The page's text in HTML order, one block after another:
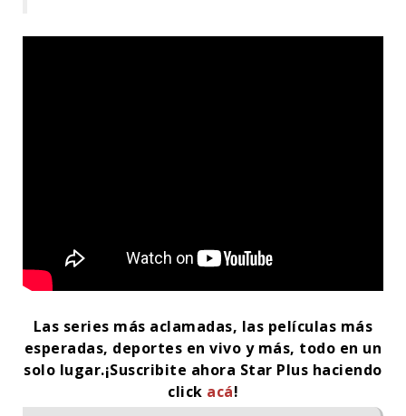
Las series más aclamadas, las películas más
esperadas, deportes en vivo y más, todo en un
solo lugar.¡Suscribite ahora Star Plus haciendo
click acá!